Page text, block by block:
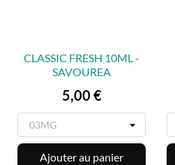
CLASSIC FRESH 10ML -
SAVOUREA
Prix
5,00 €
Ajouter au panier